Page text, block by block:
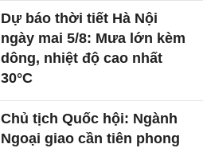
Dự báo thời tiết Hà Nội
ngày mai 5/8: Mưa lớn kèm
dông, nhiệt độ cao nhất
30°C
Chủ tịch Quốc hội: Ngành
Ngoại giao cần tiên phong